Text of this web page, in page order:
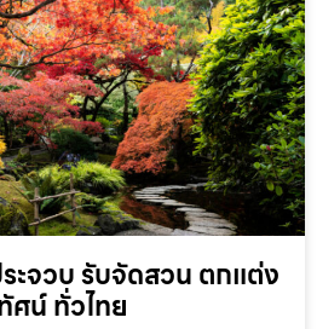
ะจวบ รับจัดสวน ตกแต่ง
น์ ทั่วไทย